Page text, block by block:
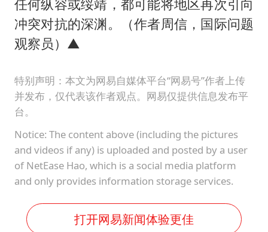
任何纵容或绥靖，都可能将地区再次引向
冲突对抗的深渊。（作者周信，国际问题
观察员）▲
特别声明：本文为网易自媒体平台“网易号”作者上传
并发布，仅代表该作者观点。网易仅提供信息发布平
台。
Notice: The content above (including the pictures
and videos if any) is uploaded and posted by a user
of NetEase Hao, which is a social media platform
and only provides information storage services.
打开网易新闻体验更佳